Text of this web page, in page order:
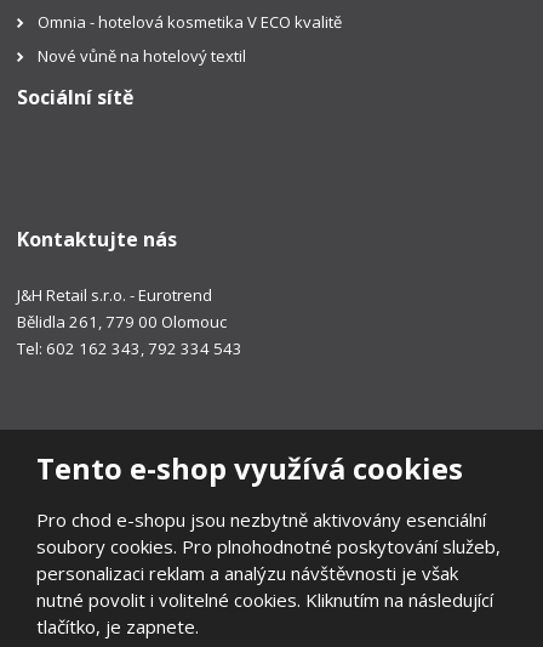
Tento e-shop využívá cookies
Pro chod e-shopu jsou nezbytně aktivovány esenciální
soubory cookies. Pro plnohodnotné poskytování služeb,
personalizaci reklam a analýzu návštěvnosti je však
nutné povolit i volitelné cookies. Kliknutím na následující
tlačítko, je zapnete.
Omnia - hotelová kosmetika V ECO kvalitě
Nové vůně na hotelový textil
Sociální sítě
Kontaktujte nás
J&H Retail s.r.o. - Eurotrend
Bělidla 261, 779 00 Olomouc
Tel: 602 162 343, 792 334 543